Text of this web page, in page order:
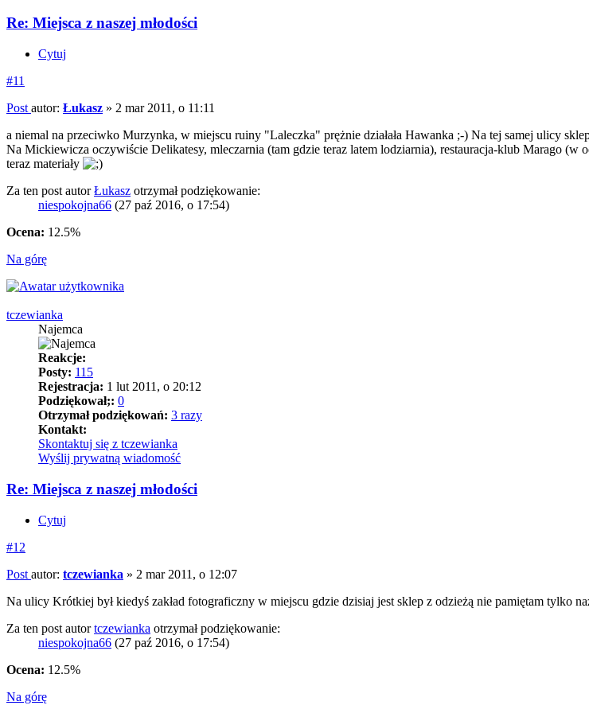
Re: Miejsca z naszej młodości
Cytuj
#11
Post autor: Łukasz » 2 mar 2011, o 11:11
a niemal na przeciwko Murzynka, w miejscu ruiny "Laleczka" prężnie działała Hawanka ;-) Na tej samej ulicy
Na Mickiewicza oczywiście Delikatesy, mleczarnia (tam gdzie teraz latem lodziarnia), restauracja-klub Marago
teraz materiały
Za ten post autorŁukasz otrzymał podziękowanie:
niespokojna66 (27 paź 2016, o 17:54)
Ocena: 12.5%
Na górę
tczewianka
Najemca
Reakcje:
Posty: 115
Rejestracja: 1 lut 2011, o 20:12
Podziękował;: 0
Otrzymał podziękowań: 3 razy
Kontakt:
Skontaktuj się z tczewianka
Wyślij prywatną wiadomość
Re: Miejsca z naszej młodości
Cytuj
#12
Post autor: tczewianka » 2 mar 2011, o 12:07
Na ulicy Krótkiej był kiedyś zakład fotograficzny w miejscu gdzie dzisiaj jest sklep z odzieżą nie pamiętam tylko
Za ten post autortczewianka otrzymał podziękowanie:
niespokojna66 (27 paź 2016, o 17:54)
Ocena: 12.5%
Na górę